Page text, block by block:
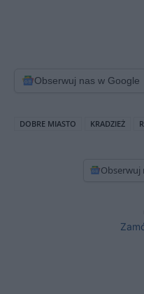
Obserwuj nas w Google
DOBRE MIASTO KRADZIEŻ
Obserwuj